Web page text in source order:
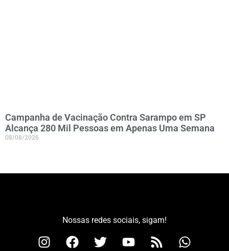
Campanha de Vacinação Contra Sarampo em SP
Alcança 280 Mil Pessoas em Apenas Uma Semana
08/08/2026
Nossas redes sociais, sigam!